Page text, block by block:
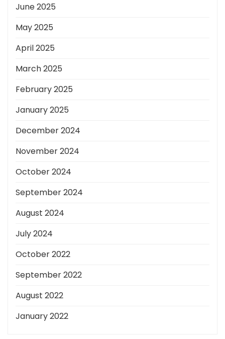
June 2025
May 2025
April 2025
March 2025
February 2025
January 2025
December 2024
November 2024
October 2024
September 2024
August 2024
July 2024
October 2022
September 2022
August 2022
January 2022